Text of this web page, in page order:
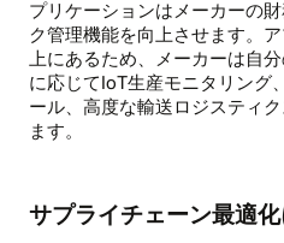
プリケーションはメーカーの
ク管理機能を向上させます。
上にあるため、メーカーは自
に応じてIoT生産モニタリング
ール、高度な輸送ロジスティ
ます。
サプライチェーン最適